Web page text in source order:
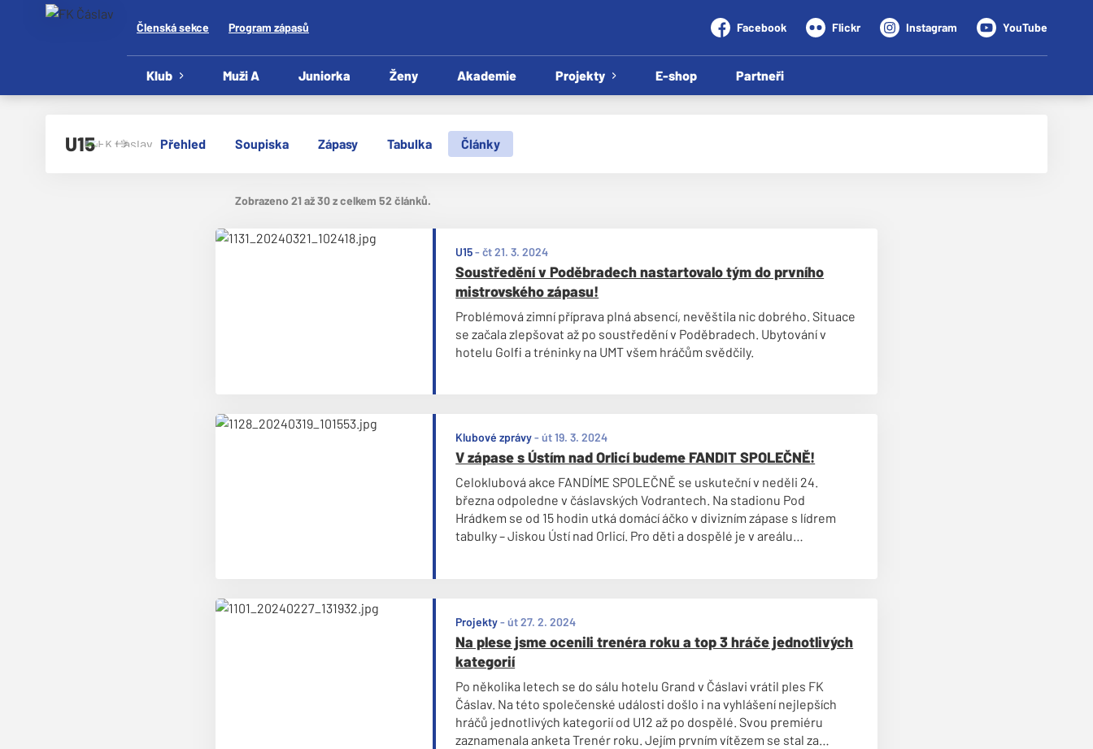
Členská sekce Program zápasů Facebook Flickr Instagram YouTube
Klub Muži A Juniorka Ženy Akademie Projekty E-shop Partneři
U15 Přehled Soupiska Zápasy Tabulka Články
Zobrazeno 21 až 30 z celkem 52 článků.
U15-čt 21. 3. 2024
Soustředění v Poděbradech nastartovalo tým do prvního
mistrovského zápasu!
Problémová zimní příprava plná absencí, nevěštila nic dobrého. Situace
se začala zlepšovat až po soustředění v Poděbradech. Ubytování v
hotelu Golfi a tréninky na UMT všem hráčům svědčily.
Klubové zprávy-út 19. 3. 2024
V zápase s Ústím nad Orlicí budeme FANDIT SPOLEČNĚ!
Celoklubová akce FANDÍME SPOLEČNĚ se uskuteční v neděli 24.
března odpoledne v čáslavských Vodrantech. Na stadionu Pod
Hrádkem se od 15 hodin utká domácí áčko v divizním zápase s lídrem
tabulky – Jiskou Ústí nad Orlicí. Pro děti a dospělé je v areálu
Projekty-út 27. 2. 2024
Na plese jsme ocenili trenéra roku a top 3 hráče jednotlivých
kategorií
Po několika letech se do sálu hotelu Grand v Čáslavi vrátil ples FK
Čáslav. Na této společenské události došlo i na vyhlášení nejlepších
hráčů jednotlivých kategorií od U12 až po dospělé. Svou premiéru
zaznamenala anketa Trenér roku. Jejím prvním vítězem se stal za